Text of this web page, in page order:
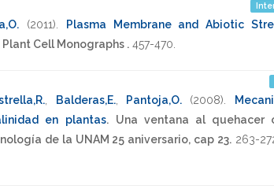
(2011) Plasma Membrane and Abiotic
Cell Monographs . 457-470
Balderas,E., Pantoja,O. (2008)
en plantas.
Una ventana al quehacer
de la UNAM 25 aniversario, cap 23. 263-